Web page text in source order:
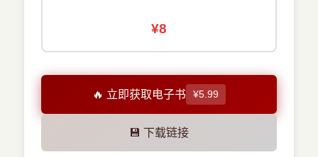
¥8
🔥 立即获取电子书 ¥5.99
💾 下载链接